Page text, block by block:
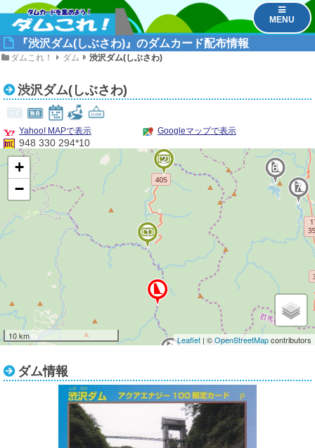
MENU
『渋沢ダム(しぶさわ)』のダムカード配布情報
ダムこれ！ ダム 渋沢ダム(しぶさわ)
渋沢ダム(しぶさわ)
Yahoo! MAPで表示 Googleマップで表示
948 330 294*10
7
6
4
3
2
1
+
−
10 km Leaflet | ©OpenStreetMapcontributors
ダム情報